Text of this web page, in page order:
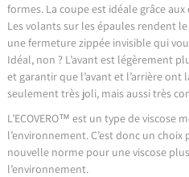
formes. La coupe est idéale grâce aux
Les volants sur les épaules rendent
une fermeture zippée invisible qui
Idéal, non ? L’avant est légèrement
et garantir que l’avant et l’arrière ont
seulement très joli, mais aussi très
L’ECOVERO™ est un type de viscose
l’environnement. C’est donc un choix
nouvelle norme pour une viscose
l’environnement.